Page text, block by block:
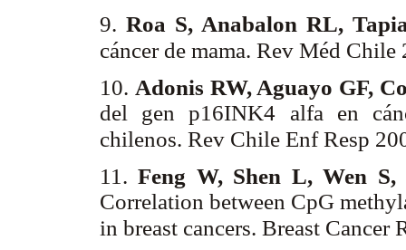
9.Roa S, Anabalon RL,
cáncer de mama. Rev Méd
10. Adonis RW, Aguayo GF,
del gen p16INK4 alfa en
chilenos. Rev Chile Enf Resp
11.Feng W, Shen L, Wen
Correlation between CpG
in breast cancers. Breast